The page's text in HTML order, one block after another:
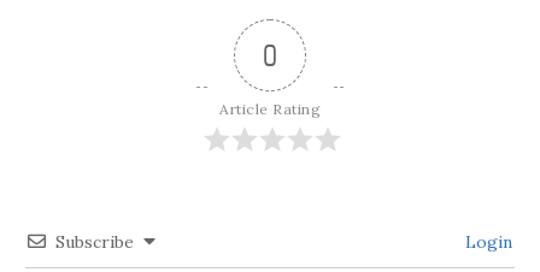
シ
0
Article Rating
Subscribe Login